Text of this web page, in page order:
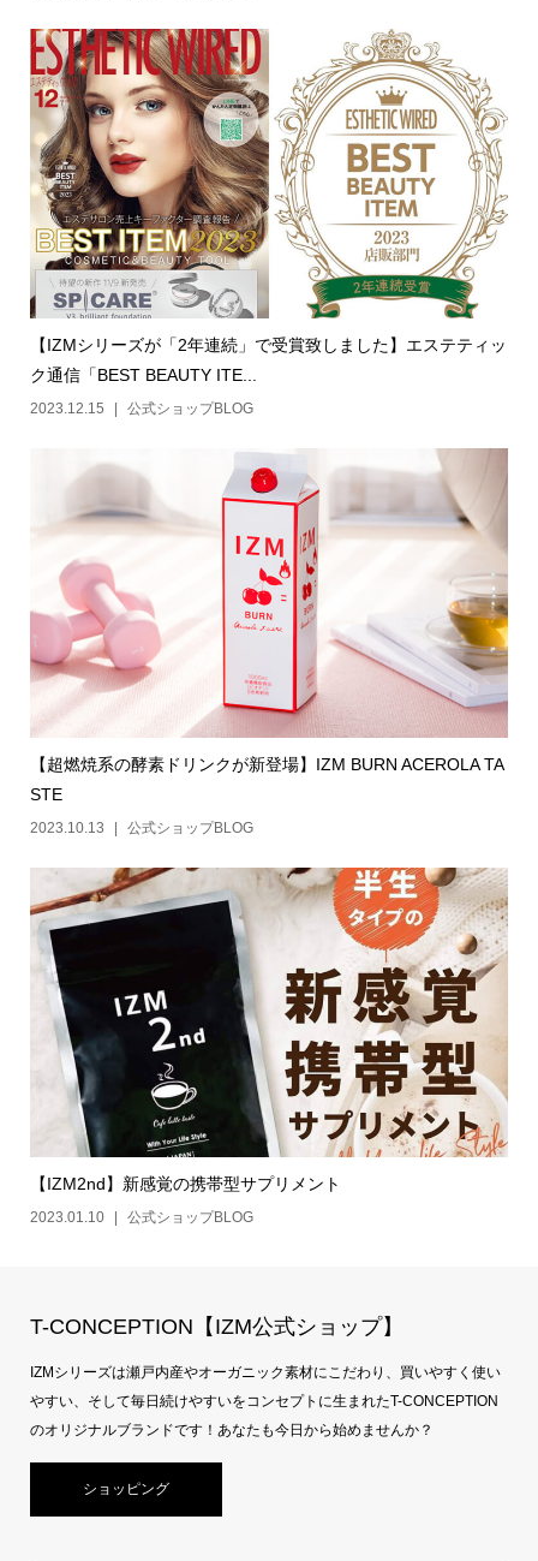
【IZMシリーズが「2年連続」で受賞致しました】エステティッ
ク通信「BEST BEAUTY ITE...
2023.12.15 公式ショップBLOG
【超燃焼系の酵素ドリンクが新登場】IZM BURN ACEROLA TA
STE
2023.10.13 公式ショップBLOG
【IZM2nd】新感覚の携帯型サプリメント
2023.01.10 公式ショップBLOG
T-CONCEPTION【IZM公式ショップ】
IZMシリーズは瀬戸内産やオーガニック素材にこだわり、買いやすく使い
やすい、そして毎日続けやすいをコンセプトに生まれたT-CONCEPTION
のオリジナルブランドです！あなたも今日から始めませんか？
ショッピング